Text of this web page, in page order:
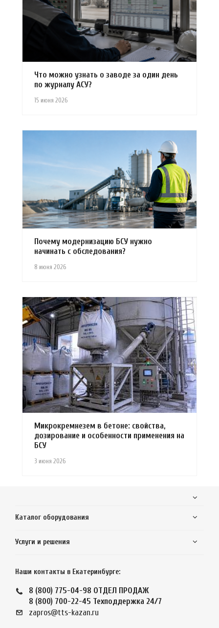
15 июня 2026
Что можно узнать о заводе за один день
по журналу АСУ?
8 июня 2026
Почему модернизацию БСУ нужно
начинать с обследования?
3 июня 2026
Микрокремнезем в бетоне: свойства,
дозирование и особенности применения на
БСУ
Каталог оборудования
Услуги и решения
Наши контакты в Екатеринбурге:
8 (800) 775-04-98 ОТДЕЛ ПРОДАЖ
8 (800) 700-22-45 Техподдержка 24/7
zapros@tts-kazan.ru